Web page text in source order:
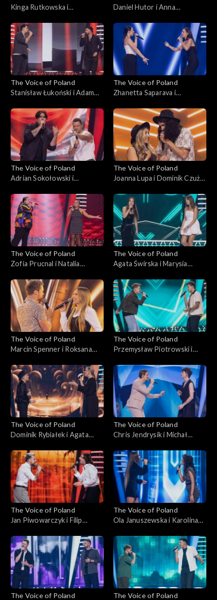
Kinga Rutkowska i
„Love in the Dark”, „The
Voice of Poland”, Bitwy, 25
października 2025
Daniel Hutor i Anna
Reason”, „The Voice of
Poland”, Bitwy, 25
października 2025
The Voice of Poland
Stanisław Łukoński i Adam
Magdaleno”, „The Voice of
Poland”, Bitwy, 25
października 2025
The Voice of Poland
Zhanetta Saparava i
Are Doin’ It for Themselves”,
„The Voice of Poland”, Bitwy,
25 października 2025
The Voice of Poland
Adrian Sokołowski i
Do You Believe In?”; „The
Voice of Poland”, Bitwy, 18
października 2025
The Voice of Poland
Joanna Lupa i Dominik Czuż –
Poland”, Bitwy, 18
października 2025
The Voice of Poland
Zofia Prucnal i Natalia
„The Voice of Poland”, Bitwy,
18 października 2025
The Voice of Poland
Agata Świrska i Marysia
Voice of Poland”, Bitwy, 18
października 2025
The Voice of Poland
Marcin Spenner i Roksana
„The Voice of Poland”, Bitwy,
18 października 2025
The Voice of Poland
Przemysław Piotrowski i
monet”; „The Voice of
Poland”, Bitwy, 18
października 2025
The Voice of Poland
Dominik Rybiałek i Agata
Ciebie”; „The Voice of
Poland”, Bitwy, 18
października 2025
The Voice of Poland
Chris Jendrysik i Michał
in the Mirror”; „The Voice of
Poland”, Bitwy, 18
października 2025
The Voice of Poland
Jan Piwowarczyk i Filip
Open”; „The Voice of
Poland”, Bitwy, 11
października 2025
The Voice of Poland
Ola Januszewska i Karolina
„The Voice of Poland”, Bitwy,
11 października 2025
The Voice of Poland
The Voice of Poland